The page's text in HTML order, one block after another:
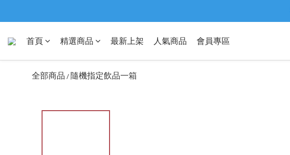
首頁 精選商品 最新上架 人氣商品 會員專區
全部商品 / 隨機指定飲品一箱